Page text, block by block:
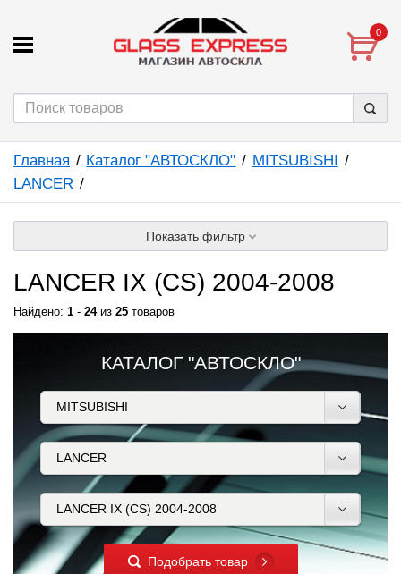
0
Главная Каталог "АВТОСКЛО"
MITSUBISHI
LANCER
Показать фильтр
LANCER IX (CS) 2004-2008
Найдено: 1 - 24из 25 товаров
КАТАЛОГ "АВТОСКЛО"
Подобрать товар